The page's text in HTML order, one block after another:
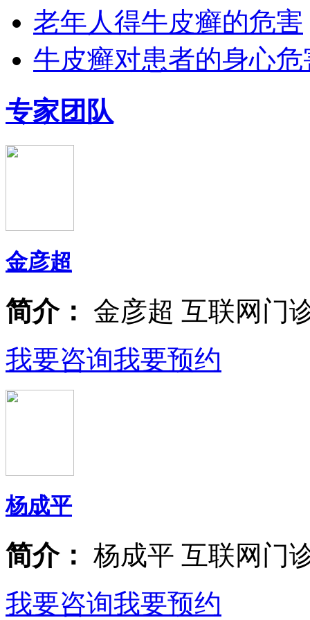
老年人得牛皮癣的危害
牛皮癣对患者的身心危
专家团队
金彦超
简介：
金彦超 互联网门
我要咨询我要预约
杨成平
简介： 杨成平 互联网门
我要咨询我要预约